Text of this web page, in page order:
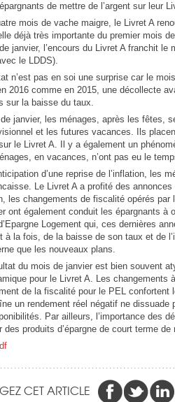
de mettre de l’argent sur leur
mois de vache maigre, le Livret A
déjà très importante du premier mois
janvier, l’encours du Livret A franchit le
le LDDS).
n’est pas en soi une surprise car le
2016 comme en 2015, une décollecte
sur la baisse du taux.
janvier, les ménages, après les fêtes,
et les futures vacances. Ils
le Livret A. Il y a également un
en vacances, n’ont pas eu le
d’une reprise de l’inflation, les
Le Livret A a profité des
les changements de fiscalité opérés par
ont également conduit les épargnants à
Logement qui, ces dernières
à la fois, de la baisse de son taux et de
que les nouveaux plans.
du mois de janvier est bien souvent
pour le Livret A. Les changements
de la fiscalité pour le PEL confortent
un rendement réel négatif ne
Par ailleurs, l’importance des
des produits d’épargne de court terme
CET ARTICLE